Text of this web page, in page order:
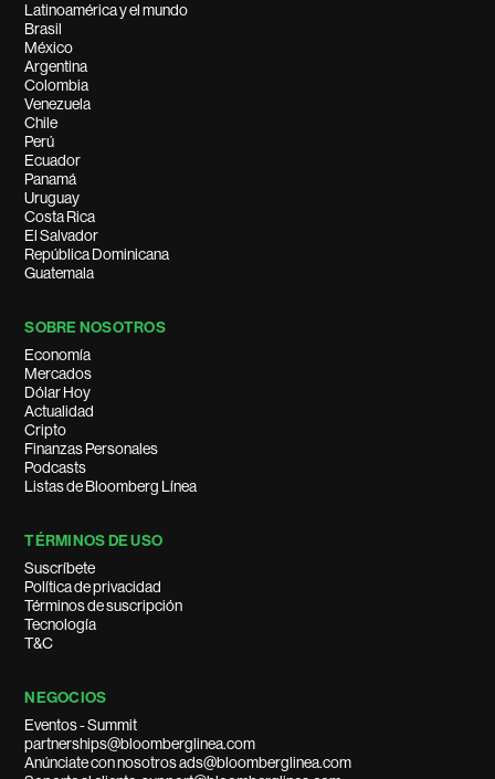
Latinoamérica y el mundo
Brasil
México
Argentina
Colombia
Venezuela
Chile
Perú
Ecuador
Panamá
Uruguay
Costa Rica
El Salvador
República Dominicana
Guatemala
SOBRE NOSOTROS
Economía
Mercados
Dólar Hoy
Actualidad
Cripto
Finanzas Personales
Podcasts
Listas de Bloomberg Línea
TÉRMINOS DE USO
Suscríbete
Política de privacidad
Términos de suscripción
Tecnología
T&C
NEGOCIOS
Eventos - Summit
partnerships@bloomberglinea.com
Anúnciate con nosotros ads@bloomberglinea.com